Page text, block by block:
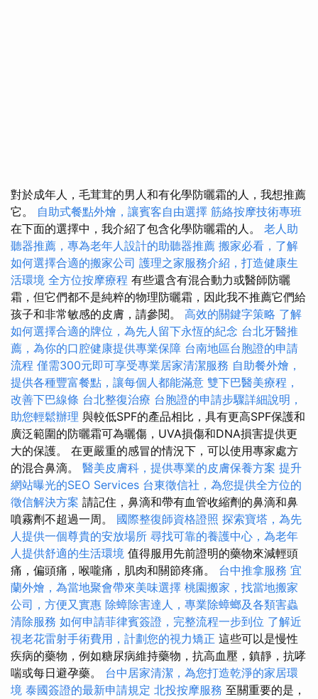
對於成年人，毛茸茸的男人和有化學防曬霜的人，我想推薦
它。 自助式餐點外燴，讓賓客自由選擇 筋絡按摩技術專班
在下面的選擇中，我介紹了包含化學防曬霜的人。 老人助
聽器推薦，專為老年人設計的助聽器推薦 搬家必看，了解
如何選擇合適的搬家公司 護理之家服務介紹，打造健康生
活環境 全方位按摩療程 有些還含有混合動力或醫師防曬
霜，但它們都不是純粹的物理防曬霜，因此我不推薦它們給
孩子和非常敏感的皮膚，請參閱。 高效的關鍵字策略 了解
如何選擇合適的牌位，為先人留下永恆的紀念 台北牙醫推
薦，為你的口腔健康提供專業保障 台南地區台胞證的申請
流程 僅需300元即可享受專業居家清潔服務 自助餐外燴，
提供各種豐富餐點，讓每個人都能滿意 雙下巴醫美療程，
改善下巴線條 台北整復治療 台胞證的申請步驟詳細說明，
助您輕鬆辦理 與較低SPF的產品相比，具有更高SPF保護和
廣泛範圍的防曬霜可為曬傷，UVA損傷和DNA損害提供更
大的保護。 在更嚴重的感冒的情況下，可以使用專家處方
的混合鼻滴。 醫美皮膚科，提供專業的皮膚保養方案 提升
網站曝光的SEO Services 台東徵信社，為您提供全方位的
徵信解決方案 請記住，鼻滴和帶有血管收縮劑的鼻滴和鼻
噴霧劑不超過一周。 國際整復師資格證照 探索寶塔，為先
人提供一個尊貴的安放場所 尋找可靠的養護中心，為老年
人提供舒適的生活環境 值得服用先前證明的藥物來減輕頭
痛，偏頭痛，喉嚨痛，肌肉和關節疼痛。 台中推拿服務 宜
蘭外燴，為當地聚會帶來美味選擇 桃園搬家，找當地搬家
公司，方便又實惠 除蟑除害達人，專業除蟑螂及各類害蟲
清除服務 如何申請菲律賓簽證，完整流程一步到位 了解近
視老花雷射手術費用，計劃您的視力矯正 這些可以是慢性
疾病的藥物，例如糖尿病維持藥物，抗高血壓，鎮靜，抗哮
喘或每日避孕藥。 台中居家清潔，為您打造乾淨的家居環
境 泰國簽證的最新申請規定 北投按摩服務 至關重要的是，